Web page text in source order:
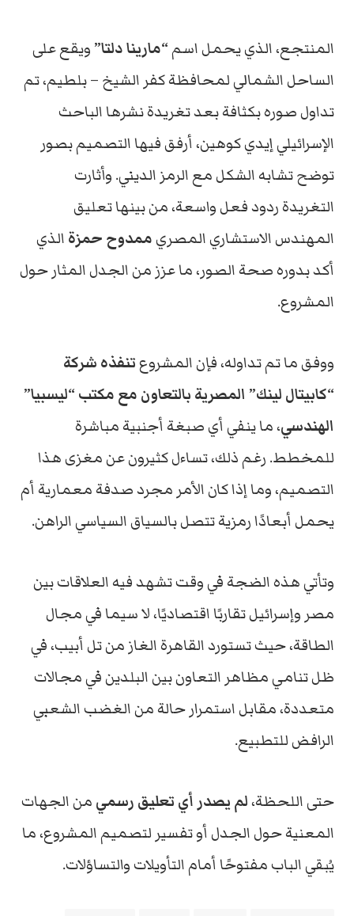
المنتجع، الذي يحمل اسم“مارينا دلتا” ويقع على
الساحل الشمالي لمحافظة كفر الشيخ – بلطيم، تم
تداول صوره بكثافة بعد تغريدة نشرها الباحث
الإسرائيلي إيدي كوهين، أرفق فيها التصميم بصور
توضح تشابه الشكل مع الرمز الديني. وأثارت
التغريدة ردود فعل واسعة، من بينها تعليق
المهندس الاستشاري المصريممدوح حمزة الذي
أكد بدوره صحة الصور، ما عزز من الجدل المثار حول
المشروع.
ووفق ما تم تداوله، فإن المشروعتنفذه شركة
“كابيتال لينك” المصرية بالتعاون مع مكتب “ليسبيا”
الهندسي، ما ينفي أي صبغة أجنبية مباشرة
للمخطط. رغم ذلك، تساءل كثيرون عن مغزى هذا
التصميم، وما إذا كان الأمر مجرد صدفة معمارية أم
يحمل أبعادًا رمزية تتصل بالسياق السياسي الراهن.
وتأتي هذه الضجة في وقت تشهد فيه العلاقات بين
مصر وإسرائيل تقاربًا اقتصاديًا، لا سيما في مجال
الطاقة، حيث تستورد القاهرة الغاز من تل أبيب، في
ظل تنامي مظاهر التعاون بين البلدين في مجالات
متعددة، مقابل استمرار حالة من الغضب الشعبي
الرافض للتطبيع.
حتى اللحظة،لم يصدر أي تعليق رسمي من الجهات
المعنية حول الجدل أو تفسير لتصميم المشروع، ما
يُبقي الباب مفتوحًا أمام التأويلات والتساؤلات.